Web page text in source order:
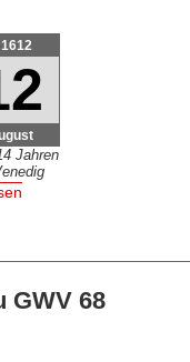
Jahren
GWV 68